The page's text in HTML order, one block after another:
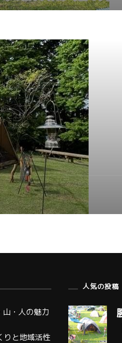
・人の魅力
りと地域活性
人気の投稿